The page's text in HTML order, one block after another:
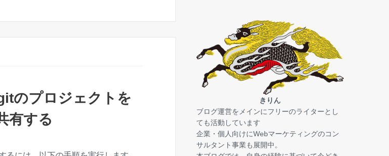
のプロジェクトを
有する
きりん
ブログ運営をメインにフリーのライターとし
ても活動しています
企業・個人向けにWebマーケティングのコン
サルタント事業も展開中。